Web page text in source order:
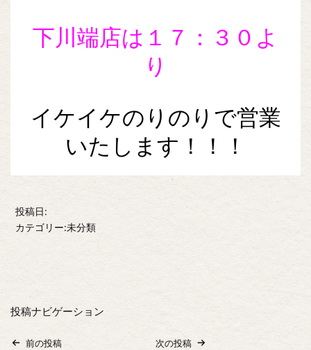
下川端店は１７：３０よ
り
イケイケのりのりで営業
いたします！！！
投稿日:
カテゴリー:未分類
投稿ナビゲーション
前の投稿
次の投稿